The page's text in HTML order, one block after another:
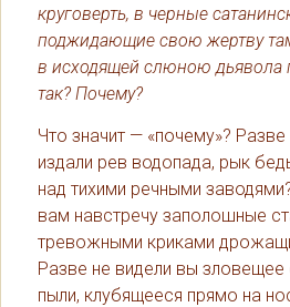
круговерть, в черные
поджидающие свою жертву
в исходящей слюною дьявола
так? Почему?
Что значит — «почему»?
издали рев водопада, рык
над тихими речными
вам навстречу заполошные
тревожными криками
Разве не видели вы
пыли, клубящееся прямо на